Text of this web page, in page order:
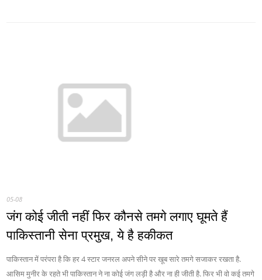
05-08
जंग कोई जीती नहीं फिर कौनसे तमगे लगाए घूमते हैं
पाकिस्‍तानी सेना प्रमुख, ये है हकीकत
पाकिस्तान में परंपरा है कि हर 4 स्टार जनरल अपने सीने पर खूब सारे तमगे सजाकर रखता है.
आसिम मुनीर के रहते भी पाकिस्तान ने ना कोई जंग लड़ी है और ना ही जीती है. फिर भी वो कई तमगे